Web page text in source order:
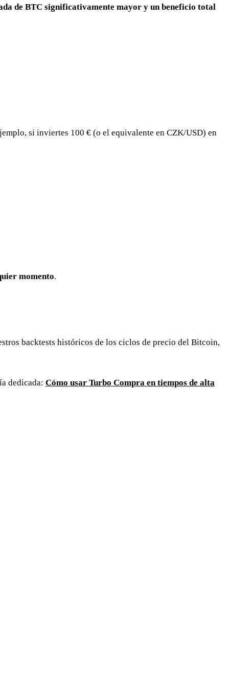
de BTC significativamente mayor y un beneficio total
si inviertes 100 € (o el equivalente en CZK/USD) en
momento.
backtests históricos de los ciclos de precio del Bitcoin,
dedicada: Cómo usar Turbo Compra en tiempos de alta